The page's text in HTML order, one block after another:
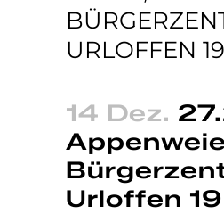
URLOFFEN
14 Dez.
Urloffen